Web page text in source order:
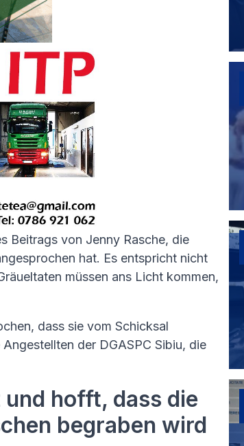
Beitrags von Jenny Rasche, die
hat. Es entspricht nicht
müssen ans Licht kommen,
dass sie vom Schicksal
der DGASPC Sibiu, die
hofft, dass die
begraben wird